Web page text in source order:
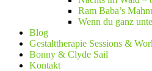
Ram Baba’s
Wenn du ganz
Blog
Gestalttherapie Sessions &
Bonny & Clyde Sail
Kontakt